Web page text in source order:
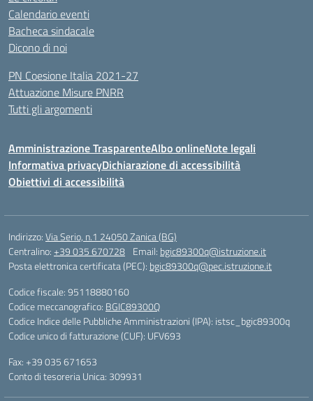
Calendario eventi
Bacheca sindacale
Dicono di noi
PN Coesione Italia 2021-27
Attuazione Misure PNRR
Tutti gli argomenti
Amministrazione TrasparenteAlbo onlineNote legali
Informativa privacyDichiarazione di accessibilità
Obiettivi di accessibilità
Indirizzo:Via Serio, n.1 24050 Zanica (BG)
Centralino:+39 035 670728 Email: bgic89300q@istruzione.it
Posta elettronica certificata (PEC): bgic89300q@pec.istruzione.it
Codice fiscale: 95118880160
Codice meccanografico: BGIC89300Q
Codice Indice delle Pubbliche Amministrazioni (IPA): istsc_bgic89300q
Codice unico di fatturazione (CUF): UFV693
Fax: +39 035 671653
Conto di tesoreria Unica: 309931